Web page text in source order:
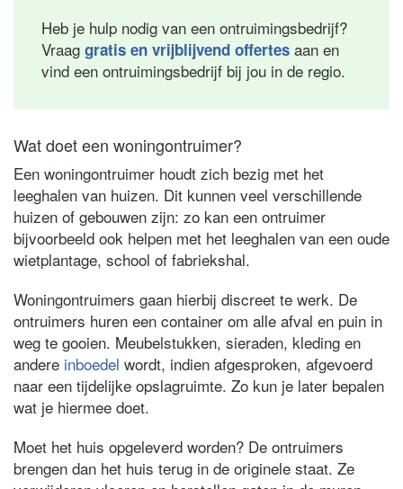
Heb je hulp nodig van een ontruimingsbedrijf?
Vraag gratis en vrijblijvend offertes aan en
vind een ontruimingsbedrijf bij jou in de regio.
Wat doet een woningontruimer?
Een woningontruimer houdt zich bezig met het
leeghalen van huizen. Dit kunnen veel verschillende
huizen of gebouwen zijn: zo kan een ontruimer
bijvoorbeeld ook helpen met het leeghalen van een oude
wietplantage, school of fabriekshal.
Woningontruimers gaan hierbij discreet te werk. De
ontruimers huren een container om alle afval en puin in
weg te gooien. Meubelstukken, sieraden, kleding en
andere inboedel wordt, indien afgesproken, afgevoerd
naar een tijdelijke opslagruimte. Zo kun je later bepalen
wat je hiermee doet.
Moet het huis opgeleverd worden? De ontruimers
brengen dan het huis terug in de originele staat. Ze